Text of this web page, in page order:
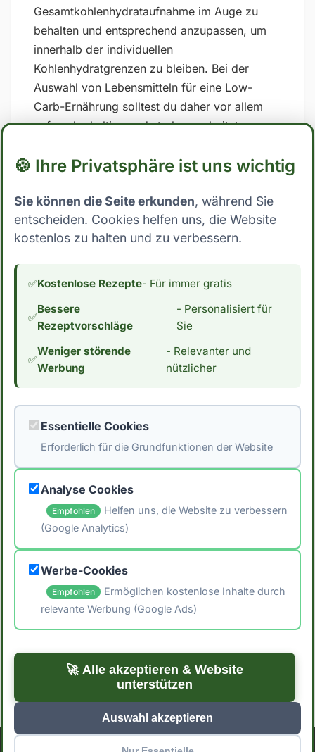
Gesamtkohlenhydrataufnahme im Auge zu
behalten und entsprechend anzupassen, um
innerhalb der individuellen
Kohlenhydratgrenzen zu bleiben. Bei der
Auswahl von Lebensmitteln für eine Low-
Carb-Ernährung solltest du daher vor allem
auf zuckerhaltige und stark verarbeitete
Vollwertkost setzen, die reich an Nährstoffen
Wo steht Aprikosenkuchen (mit Blätterteig)?
Mit 16.1 Gramm Kohlenhydrate pro 100g
essbarer Anteil fällt Aprikosenkuchen (mit
Low Carb. Dies schließt die Zutat für
reduzieren möchten, aus. Wenn du an einer
Low Carb Ernährung interessiert bist,
interessiert dich vielleicht auch der
Kaloriengehalt. Mit 139 Kalorien pro 100g
Blätterteig) einen durchschnittlichen
Kaloriengehalt. *Hinweis: Die Daten stammen
aus der [Schweizer Nährwertdatenbank]
(https://naehrwertdaten.ch/de/).*
🖨️ Artikel drucken
← Zurück zu Blog
Zur Startseite →
🍪 Ihre Privatsphäre ist uns wichtig
Sie können die Seite erkunden, während Sie
entscheiden. Cookies helfen uns, die Website
kostenlos zu halten und zu verbessern.
✅Kostenlose Rezepte- Für immer gratis
✅
Bessere
Rezeptvorschläge
- Personalisiert für
Sie
✅
Weniger störende
Werbung
- Relevanter und
nützlicher
Essentielle Cookies
Erforderlich für die Grundfunktionen der Website
Analyse Cookies
Empfohlen
Helfen uns, die Website zu verbessern
(Google Analytics)
Werbe-Cookies
Empfohlen
Ermöglichen kostenlose Inhalte durch
relevante Werbung (Google Ads)
🚀 Alle akzeptieren & Website
unterstützen
Auswahl akzeptieren